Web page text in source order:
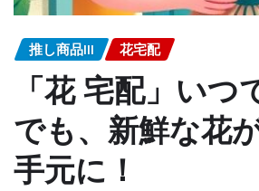
推し商品III 花宅配
「花 宅配」いつ
でも、新鮮な花
手元に！